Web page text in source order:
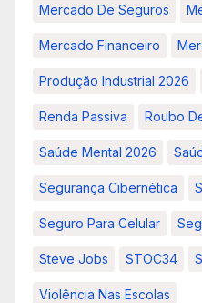
Mercado De Seguros
Mercado Financeiro
Produção Industrial 2026
Renda Passiva Roubo
Saúde Mental 2026
Segurança Cibernética
Seguro Para Celular
Steve Jobs STOC34
Violência Nas Escolas